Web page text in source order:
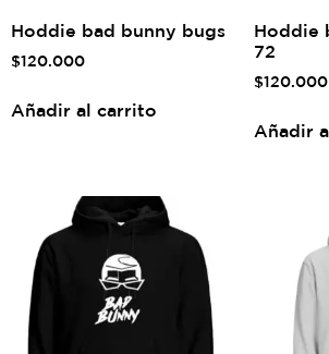
Hoddie bad bunny bugs
$120.000
Añadir al carrito
Hoddie
72
$120.000
Añadir